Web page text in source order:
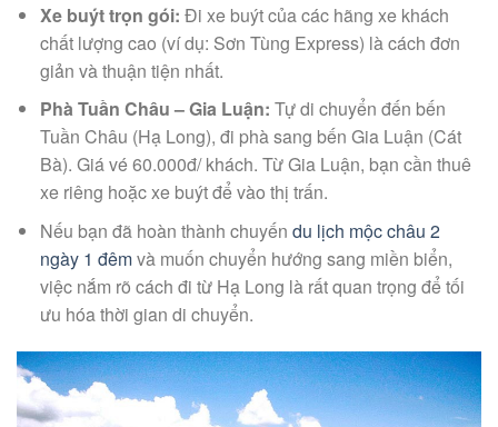
Xe buýt trọn gói: Đi xe buýt của các hãng xe khách
chất lượng cao (ví dụ: Sơn Tùng Express) là cách đơn
giản và thuận tiện nhất.
Phà Tuần Châu – Gia Luận: Tự di chuyển đến bến
Tuần Châu (Hạ Long), đi phà sang bến Gia Luận (Cát
Bà). Giá vé 60.000đ/ khách. Từ Gia Luận, bạn cần thuê
xe riêng hoặc xe buýt để vào thị trấn.
Nếu bạn đã hoàn thành chuyến du lịch mộc châu 2
ngày 1 đêmvà muốn chuyển hướng sang miền biển,
việc nắm rõ cách đi từ Hạ Long là rất quan trọng để tối
ưu hóa thời gian di chuyển.